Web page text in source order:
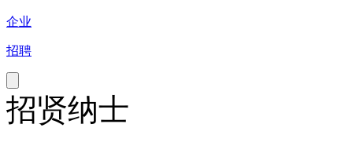
企业
招聘
招贤纳士